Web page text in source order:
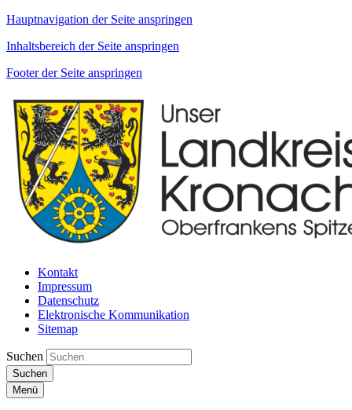
Hauptnavigation der Seite anspringen
Inhaltsbereich der Seite anspringen
Footer der Seite anspringen
Kontakt
Impressum
Datenschutz
Elektronische Kommunikation
Sitemap
Suchen
Suchen
Menü